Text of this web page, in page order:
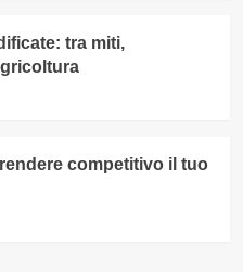
tra miti,
competitivo il tuo